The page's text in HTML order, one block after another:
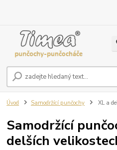
Úvod Samodržící punčochy XL a
Samodržící
delších